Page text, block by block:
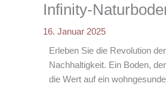
Infinity-
16. Januar 2025
Erleben Sie die Revolution
Nachhaltigkeit. Ein Boden,
die Wert auf ein